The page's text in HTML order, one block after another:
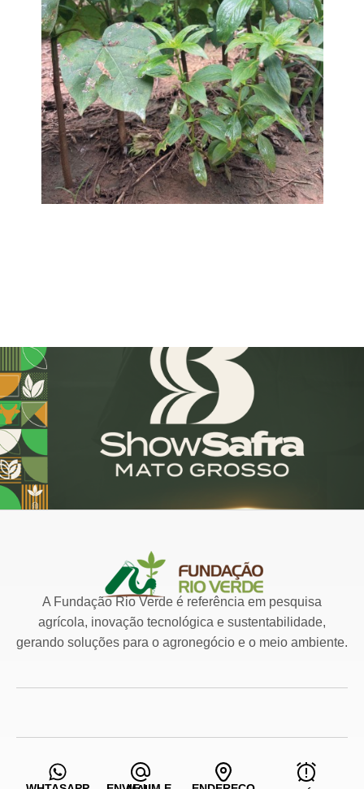
A Fundação Rio Verde é referência em pesquisa
agrícola, inovação tecnológica e sustentabilidade,
gerando soluções para o agronegócio e o meio ambiente.